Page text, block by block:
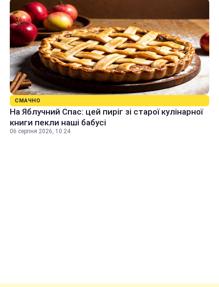
СМАЧНО
На Яблучний Спас: цей пиріг зі старої кулінарної
книги пекли наші бабусі
06 серпня 2026, 10:24